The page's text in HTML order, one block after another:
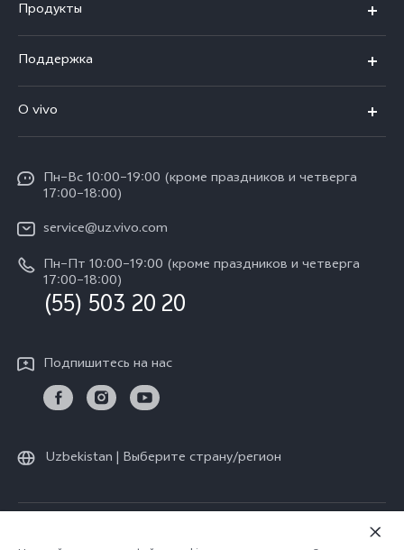
Продукты
V50 Lite
Y29
Поддержка
Funtouch OS
Сервисные центры
IMEI аутентификация
Запрос стоимости запчастей
Обновление системы
Инструкции по гарантии vivo
O vivo
Пресс Центр
Карьера в vivo
Юридическая информация
О нас
Стабильность
Пн–Вс 10:00–19:00 (кроме праздников и четверга
17:00–18:00)
service@uz.vivo.com
Пн–Пт 10:00–19:00 (кроме праздников и четверга
17:00–18:00)
(55) 503 20 20
Подпишитесь на нас
Uzbekistan | Выберите страну/регион